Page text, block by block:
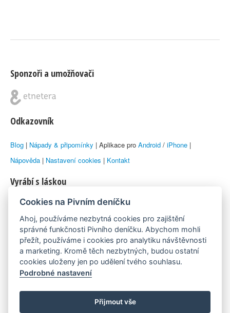
Sponzoři a umožňovači
Odkazovník
Blog | Nápady & připomínky | Aplikace pro Android / iPhone |
Nápověda | Nastavení cookies | Kontakt
Vyrábí s láskou
© 2010–2026 byLukáš Zemanaka Emka
Máme rádi
Pivní.info
Poznámka pod čarou
Pivní deníček je nezávislý zdroj, který není spjat s žádným
Cookies na Pivním deníčku
Ahoj, používáme nezbytná cookies pro zajištění
správné funkčnosti Pivního deníčku. Abychom mohli
přežít, používáme i cookies pro analytiku návštěvnosti
a marketing. Kromě těch nezbytných, budou ostatní
cookies uloženy jen po udělení tvého souhlasu.
Podrobné nastavení
Přijmout vše